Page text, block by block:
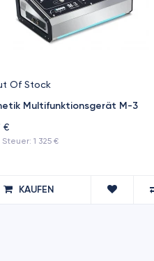
Of Stock
Multifunktionsgerät M-3
€
1 325 €
KAUFEN